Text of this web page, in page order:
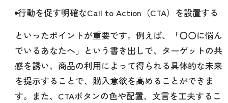
行動を促す明確なCall to Action（CTA）を設置する
といったポイントが重要です。例えば、「〇〇に悩ん
でいるあなたへ」という書き出しで、ターゲットの共
感を誘い、商品の利用によって得られる具体的な未来
を提示することで、購入意欲を高めることができま
す。また、CTAボタンの色や配置、文言を工夫するこ